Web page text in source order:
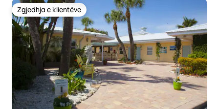
Zgjedhja e klientëve
Zgjedhja e klientëve